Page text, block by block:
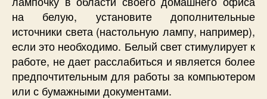
на белую, установите дополнительные
источники света (настольную лампу, например),
если это необходимо. Белый свет стимулирует к
работе, не дает расслабиться и является более
предпочтительным для работы за компьютером
или с бумажными документами.